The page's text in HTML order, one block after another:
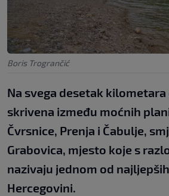
Boris Trogrančić
Na svega desetak kilometara
skrivena između moćnih
Čvrsnice, Prenja i Čabulje,
Grabovica, mjesto koje s
nazivaju jednom od
Hercegovini.